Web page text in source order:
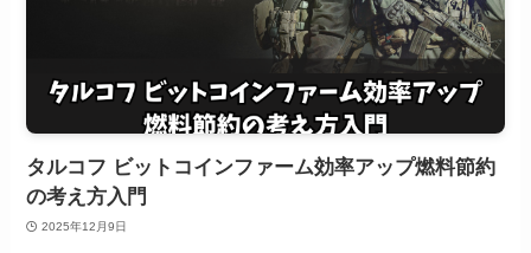
タルコフ ビットコインファーム効率アップ燃料節約
の考え方入門
2025年12月9日